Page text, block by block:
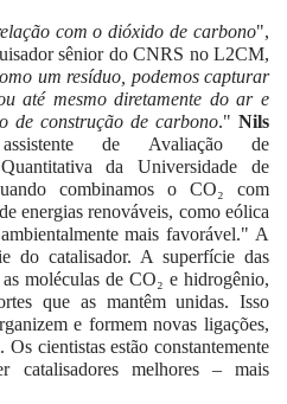
com o dióxido de carbono",
sênior do CNRS no L2CM,
um resíduo, podemos capturar
até mesmo diretamente do ar e
de construção de carbono." Nils
de Avaliação de
da Universidade de
combinamos o CO₂ com
energias renováveis, como eólica
mais favorável." A
do catalisador. A superfície das
moléculas de CO₂ e hidrogênio,
que as mantêm unidas. Isso
e formem novas ligações,
cientistas estão constantemente
catalisadores melhores – mais